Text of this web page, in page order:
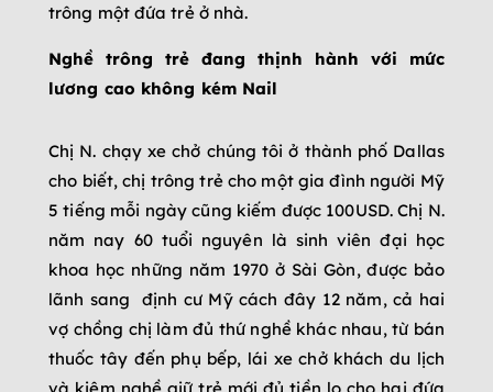
trông một đứa trẻ ở nhà.
Nghề trông trẻ đang thịnh hành với mức
lương cao không kém Nail
Chị N. chạy xe chở chúng tôi ở thành phố Dallas
cho biết, chị trông trẻ cho một gia đình người Mỹ
5 tiếng mỗi ngày cũng kiếm được 100USD. Chị N.
năm nay 60 tuổi nguyên là sinh viên đại học
khoa học những năm 1970 ở Sài Gòn, được bảo
lãnh sang định cư Mỹ cách đây 12 năm, cả hai
vợ chồng chị làm đủ thứ nghề khác nhau, từ bán
thuốc tây đến phụ bếp, lái xe chở khách du lịch
và kiêm nghề giữ trẻ mới đủ tiền lo cho hai đứa